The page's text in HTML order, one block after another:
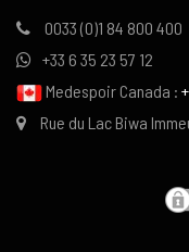
0033 (0)1 84 800 400
+33 6 35 23 57 12
Medespoir Canada :
Rue du Lac Biwa